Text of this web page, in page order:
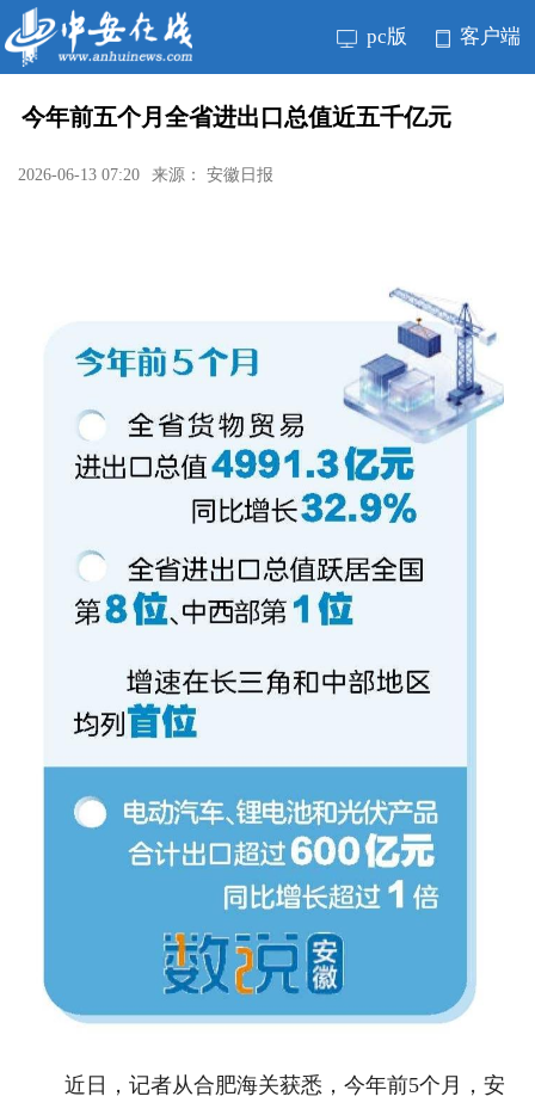
pc版 客户端
今年前五个月全省进出口总值近五千亿元
2026-06-13 07:20 来源： 安徽日报
近日，记者从合肥海关获悉，今年前5个月，安